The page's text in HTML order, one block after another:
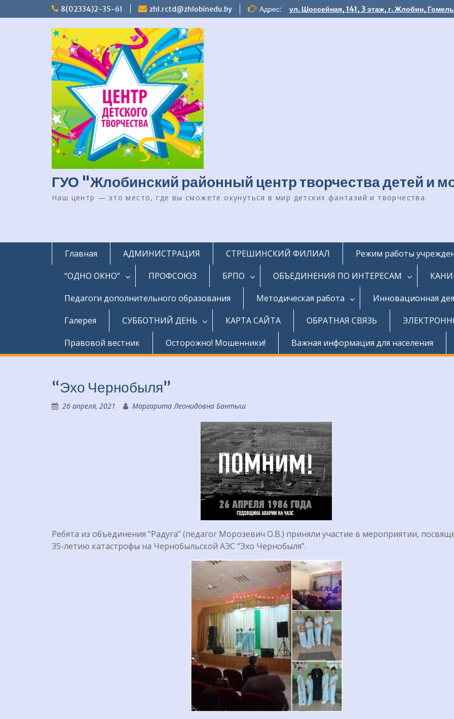
к
8(02334)2-35-61 zhl.rctd@zhlobinedu.by Адрес: ул. Шоссейная, 141, 3 этаж, г. Жлобин,
ГУО "Жлобинский районный центр творчества детей и
Наш центр — это место, где вы сможете окунуться в мир детских фантазий и творчества.
Главная АДМИНИСТРАЦИЯ СТРЕШИНСКИЙ ФИЛИАЛ Режим работы
“ОДНО ОКНО”
ПРОФСОЮЗ БРПО ОБЪЕДИНЕНИЯ ПО ИНТЕРЕСАМ
Педагоги дополнительного образования
Методическая работа Инновационная
Галерея
СУББОТНИЙ ДЕНЬ КАРТА САЙТА ОБРАТНАЯ СВЯЗЬ
Правовой вестник
Осторожно! Мошенники! Важная информация для населения
“Эхо Чернобыля”
26 апреля, 2021 Маргарита Леонидовна Бантыш
Ребята из объединения “Радуга” (педагог Морозевич О.В.) приняли участие в мероприятии,
35-летию катастрофы на Чернобыльской АЭС “Эхо Чернобыля”.